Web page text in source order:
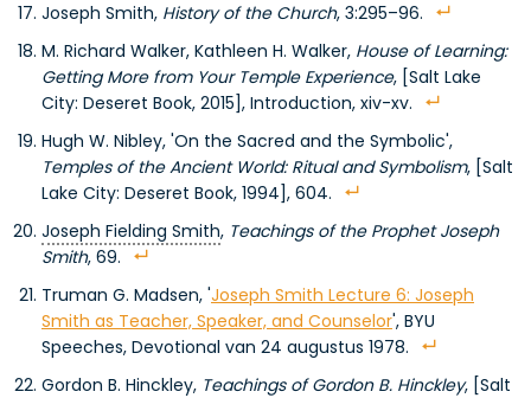
Joseph Smith, History of the Church, 3:295–96.
M. Richard Walker, Kathleen H. Walker, House of Learning:
Getting More from Your Temple Experience, [Salt Lake
City: Deseret Book, 2015], Introduction, xiv-xv.
Hugh W. Nibley, 'On the Sacred and the Symbolic',
Temples of the Ancient World: Ritual and Symbolism, [Salt
Lake City: Deseret Book, 1994], 604.
Joseph Fielding Smith, Teachings of the Prophet Joseph
Smith, 69.
Truman G. Madsen, 'Joseph Smith Lecture 6: Joseph
Smith as Teacher, Speaker, and Counselor', BYU
Speeches, Devotional van 24 augustus 1978.
Gordon B. Hinckley, Teachings of Gordon B. Hinckley, [Salt